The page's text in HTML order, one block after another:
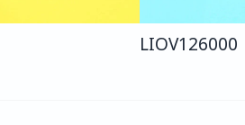
LIOV126000